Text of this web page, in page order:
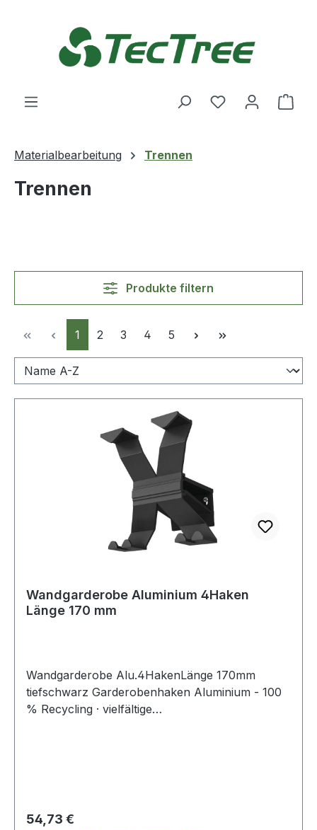
Du hast 0
Materialbearbeitung Trennen
Trennen
Produkte filtern
Seite
1 Seite
2 Seite
3 Seite
4 Seite
5
Wandgarderobe Aluminium 4Haken
Länge 170 mm
Wandgarderobe Alu.4HakenLänge 170mm
tiefschwarz Garderobenhaken Aluminium - 100
% Recycling · vielfältige
Regulärer Preis:
54,73 €